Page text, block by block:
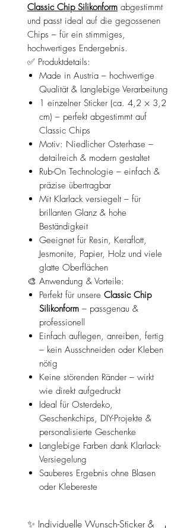
Classic Chip Silikonform abgestimmt
und passt ideal auf die gegossenen
Chips – für ein stimmiges,
hochwertiges Endergebnis.
✅ Produktdetails:
Made in Austria – hochwertige
Qualität & langlebige Verarbeitung
1 einzelner Sticker (ca. 4,2 × 3,2
cm) – perfekt abgestimmt auf
Classic Chips
Motiv: Niedlicher Osterhase –
detailreich & modern gestaltet
Rub-On Technologie – einfach &
präzise übertragbar
Mit Klarlack versiegelt – für
brillanten Glanz & hohe
Beständigkeit
Geeignet für Resin, Keraflott,
Jesmonite, Papier, Holz und viele
glatte Oberflächen
🎨 Anwendung & Vorteile:
Perfekt für unsere Classic Chip
Silikonform – passgenau &
professionell
Einfach auflegen, anreiben, fertig
– kein Ausschneiden oder Kleben
nötig
Keine störenden Ränder – wirkt
wie direkt aufgedruckt
Ideal für Osterdeko,
Geschenkchips, DIY-Projekte &
personalisierte Geschenke
Langlebige Farben dank Klarlack-
Versiegelung
Sauberes Ergebnis ohne Blasen
oder Klebereste
✨ Individuelle Wunsch-Sticker &